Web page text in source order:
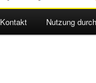
Kontakt Nutzung